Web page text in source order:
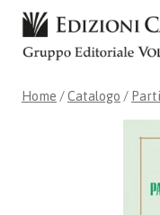
Salta
contenuto
Home /Catalogo /